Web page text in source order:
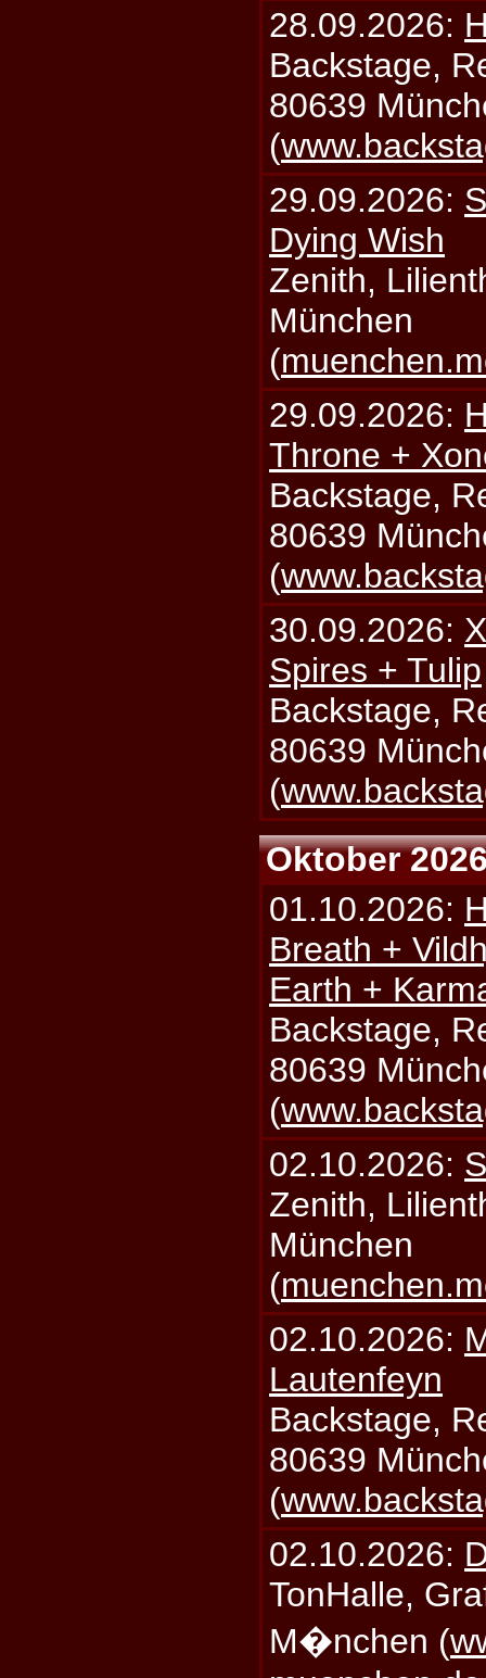
28.09.2026:
Backstage,
80639
(
29.09.2026:
Dying Wish
Zenith,
München
(
29.09.2026:
Throne +
Backstage,
80639
(
30.09.2026:
Spires + Tulip
Backstage,
80639
(
Oktober
01.10.2026:
Breath +
Earth +
Backstage,
80639
(
02.10.2026:
Zenith,
München
(
02.10.2026:
Lautenfeyn
Backstage,
80639
(
02.10.2026:
TonHalle,
M�nchen (